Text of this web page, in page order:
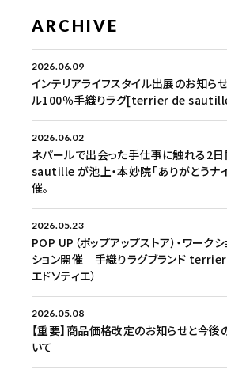
ARCHIVE
2026.06.09
インテリアライフスタイル出展のお知ら
ル100％手織りラグ[terrier de
2026.06.02
ネパールで出会った手仕事に触れる2
sautille が池上・本妙院「ありがとうナ
催。
2026.05.23
POP UP（ポップアップストア）・ワーク
ション開催｜手織りラグブランド
エドソティエ）
2026.05.08
【重要】商品価格改定のお知らせと今後
いて